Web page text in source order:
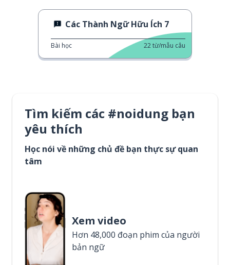
Các Thành Ngữ Hữu Ích 7
Bài học 22từ/mẫu câu
Tìm kiếm các #noidung bạn
yêu thích
Học nói về những chủ đề bạn thực sự quan
tâm
Xem video
Hơn 48,000 đoạn phim của người
bản ngữ